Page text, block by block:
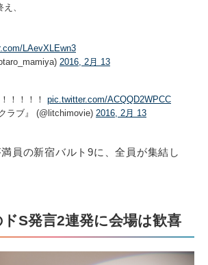
、
LAevXLEwn3
2016, 2月 13
！！！！ pic.twitter.com/ACQQD2WPCC
ブ』 (@litchimovie) 2016, 2月 13
員の新宿バルト9に、全員が集結し
S発言2連発に会場は歓喜